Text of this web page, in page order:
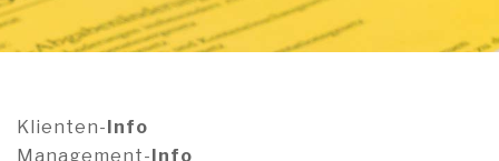
Klienten-Info
Management-Info